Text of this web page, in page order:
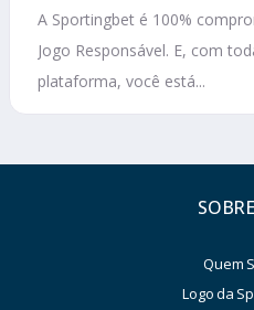
A Sportingbet é 100%
Jogo Responsável. E, com
plataforma, você está...
Quem
Logo da